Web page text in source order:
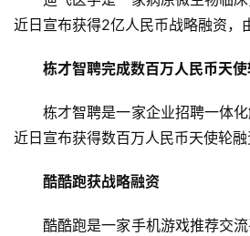
资
业
近日宣布获得2亿人民币战略融资，
栋才智聘完成数百万人民币天
栋才智聘是一家企业招聘一体化
近日宣布获得数百万人民币天使轮融
酷酷跑获战略融资
酷酷跑是一家手机游戏推荐交